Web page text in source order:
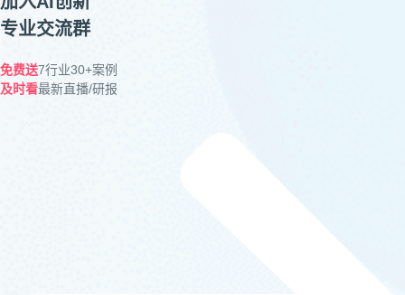
专业交流群
免费送7行业30+案例
及时看最新直播/研报